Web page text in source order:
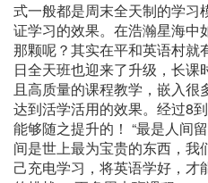
式一般都是周末全天制的学习
证学习的效果。在浩瀚星海中
那颗呢？其实在平和英语村就
日全天班也迎来了升级，长
且高质量的课程教学，嵌入
达到活学活用的效果。经过8
能够随之提升的！ “最是人间
间是世上最为宝贵的东西，我
己充电学习，将英语学好，